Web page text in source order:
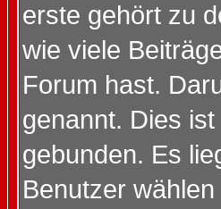
erste gehört zu
wie viele
Forum hast.
genannt. Dies
gebunden. Es
Benutzer